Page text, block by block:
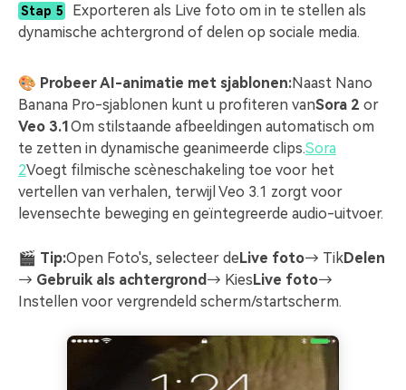
Stap 5
Exporteren als Live foto om in te stellen als
dynamische achtergrond of delen op sociale media.
🎨 Probeer AI-animatie met sjablonen:Naast Nano
Banana Pro-sjablonen kunt u profiteren vanSora 2 or
Veo 3.1Om stilstaande afbeeldingen automatisch om
te zetten in dynamische geanimeerde clips.Sora
2Voegt filmische scèneschakeling toe voor het
vertellen van verhalen, terwijl Veo 3.1 zorgt voor
levensechte beweging en geïntegreerde audio-uitvoer.
🎬 Tip:Open Foto's, selecteer deLive foto→ TikDelen
→ Gebruik als achtergrond → KiesLive foto→
Instellen voor vergrendeld scherm/startscherm.